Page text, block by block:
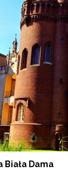
Biała Dama